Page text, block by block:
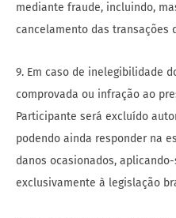
mediante fraude, incluindo,
cancelamento das transações
9. Em caso de inelegibilidade
comprovada ou infração ao
Participante será excluído
podendo ainda responder na
danos ocasionados,
exclusivamente à legislação